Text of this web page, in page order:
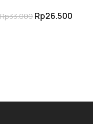
ke Selang Sanchin
Rp33.000 Rp26.500